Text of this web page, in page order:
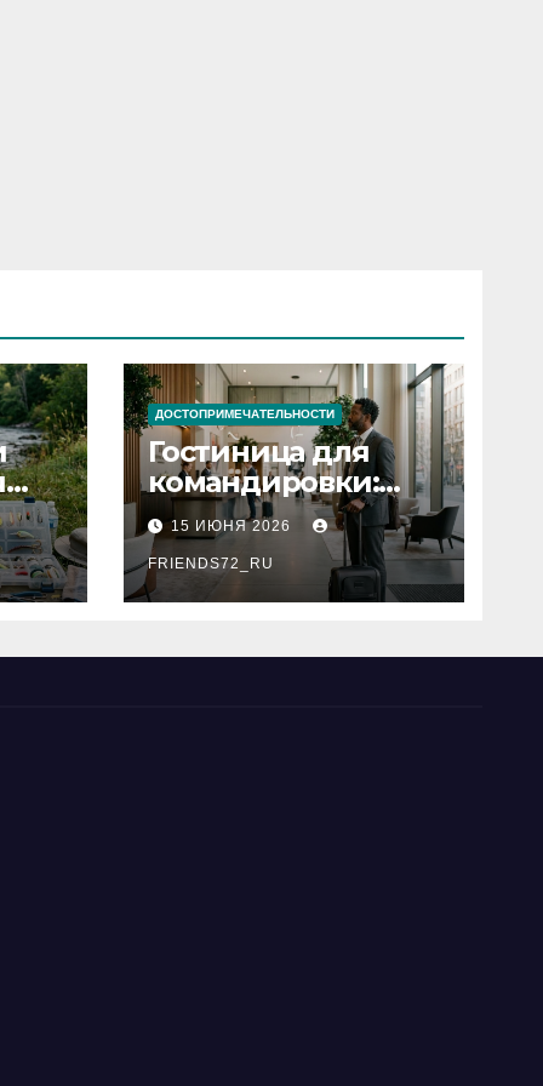
ДОСТОПРИМЕЧАТЕЛЬНОСТИ
Гостиница для
командировки:
основные
критерии выбора
15 ИЮНЯ 2026
FRIENDS72_RU